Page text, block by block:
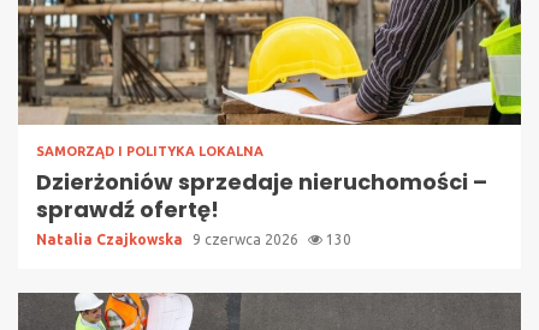
SAMORZĄD I POLITYKA LOKALNA
Dzierżoniów sprzedaje nieruchomości –
sprawdź ofertę!
Natalia Czajkowska 9 czerwca 2026 130